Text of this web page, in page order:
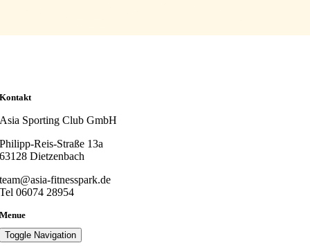
Kontakt
Asia Sporting Club GmbH
Philipp-Reis-Straße 13a
63128 Dietzenbach
team@asia-fitnesspark.de
Tel 06074 28954
Menue
Toggle Navigation